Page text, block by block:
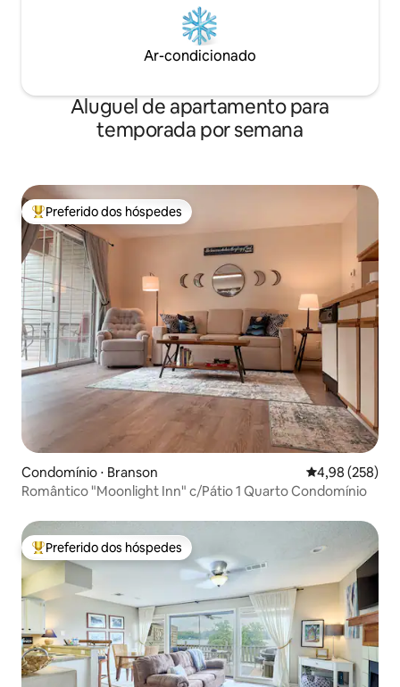
Ar-condicionado
Aluguel de apartamento para
temporada por semana
Entre os melhores preferidos dos hóspedes
Preferido dos hóspedes
Condomínio ⋅ Branson 4,98 de uma
4,98 (258)
Romântico "Moonlight Inn" c/Pátio 1 Quarto Condomínio
Entre os melhores preferidos dos hóspedes
Preferido dos hóspedes